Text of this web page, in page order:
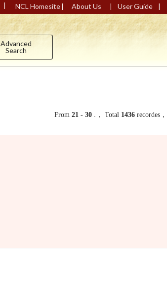
| NCL Homesite| About Us | User Guide |
Advanced
Search
From21 - 30 .， Total 1436 recordes，